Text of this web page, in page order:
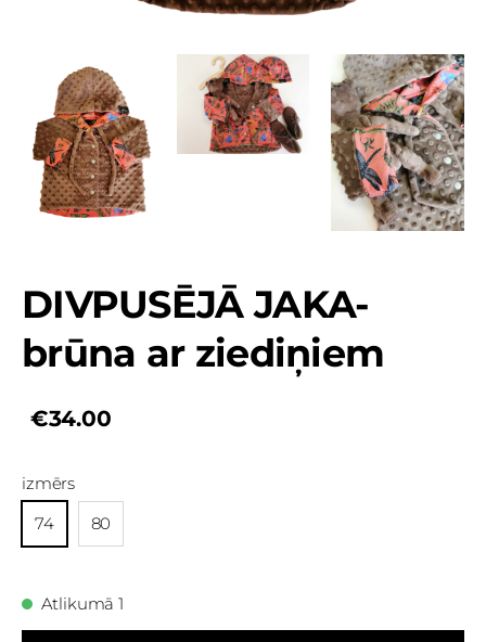
DIVPUSĒJĀ JAKA-
brūna ar ziediņiem
€34.00
izmērs
74
80
Atlikumā 1